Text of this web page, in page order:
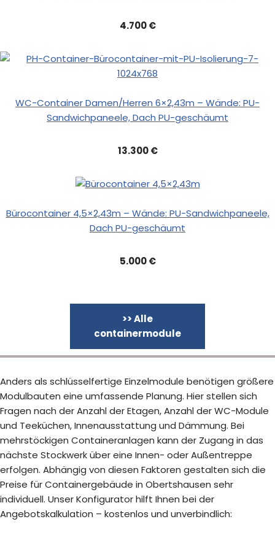
4.700 €
WC-Container Damen/Herren 6×2,43m – Wände: PU-
Sandwichpaneele, Dach PU-geschäumt
13.300 €
Bürocontainer 4,5×2,43m – Wände: PU-Sandwichpaneele,
Dach PU-geschäumt
5.000 €
>> Alle
containermodule
Anders als schlüsselfertige Einzelmodule benötigen größere
Modulbauten eine umfassende Planung. Hier stellen sich
Fragen nach der Anzahl der Etagen, Anzahl der WC-Module
und Teeküchen, Innenausstattung und Dämmung. Bei
mehrstöckigen Containeranlagen kann der Zugang in das
nächste Stockwerk über eine Innen- oder Außentreppe
erfolgen. Abhängig von diesen Faktoren gestalten sich die
Preise für Containergebäude in Obertshausen sehr
individuell. Unser Konfigurator hilft Ihnen bei der
Angebotskalkulation – kostenlos und unverbindlich: